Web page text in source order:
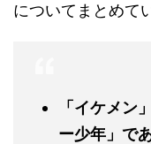
についてまとめて
「イケメン
ー少年」で